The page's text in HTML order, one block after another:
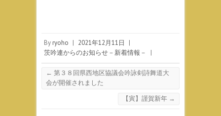
By ryoho | 2021年12月11日
|
茨吟連からのお知らせ－新着情報－
|
← 第３８回県西地区協議会吟詠剣詩舞道大
会が開催されました
【寅】謹賀新年 →